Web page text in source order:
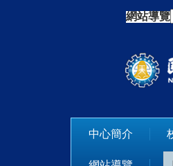
網站導覽
中心簡介